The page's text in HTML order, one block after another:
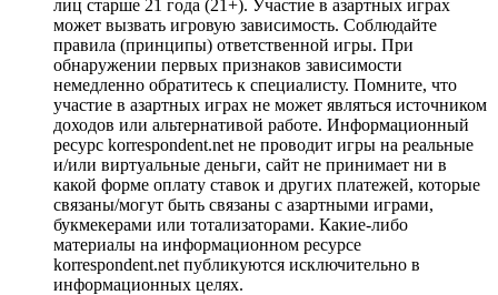
лиц старше 21 года (21+). Участие в азартных играх
может вызвать игровую зависимость. Соблюдайте
правила (принципы) ответственной игры. При
обнаружении первых признаков зависимости
немедленно обратитесь к специалисту. Помните, что
участие в азартных играх не может являться источником
доходов или альтернативой работе. Информационный
ресурс korrespondent.net не проводит игры на реальные
и/или виртуальные деньги, сайт не принимает ни в
какой форме оплату ставок и других платежей, которые
связаны/могут быть связаны с азартными играми,
букмекерами или тотализаторами. Какие-либо
материалы на информационном ресурсе
korrespondent.net публикуются исключительно в
информационных целях.